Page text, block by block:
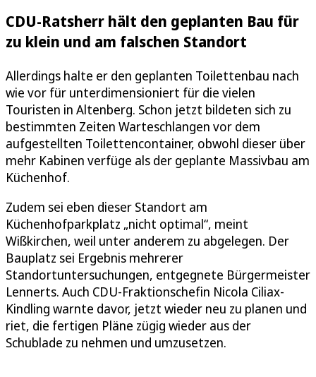
CDU-Ratsherr hält den geplanten Bau für
zu klein und am falschen Standort
Allerdings halte er den geplanten Toilettenbau nach
wie vor für unterdimensioniert für die vielen
Touristen in Altenberg. Schon jetzt bildeten sich zu
bestimmten Zeiten Warteschlangen vor dem
aufgestellten Toilettencontainer, obwohl dieser über
mehr Kabinen verfüge als der geplante Massivbau am
Küchenhof.
Zudem sei eben dieser Standort am
Küchenhofparkplatz „nicht optimal“, meint
Wißkirchen, weil unter anderem zu abgelegen. Der
Bauplatz sei Ergebnis mehrerer
Standortuntersuchungen, entgegnete Bürgermeister
Lennerts. Auch CDU-Fraktionschefin Nicola Ciliax-
Kindling warnte davor, jetzt wieder neu zu planen und
riet, die fertigen Pläne zügig wieder aus der
Schublade zu nehmen und umzusetzen.